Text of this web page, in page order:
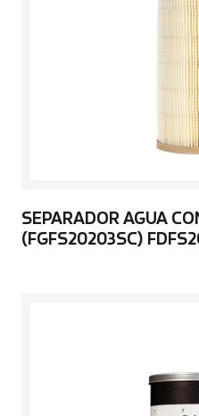
SEPARADOR AGUA
(FGFS20203SC)